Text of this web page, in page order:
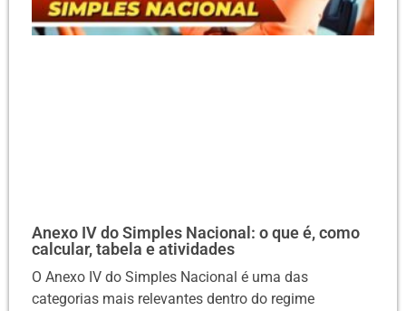
Anexo IV do Simples Nacional: o que é, como
calcular, tabela e atividades
O Anexo IV do Simples Nacional é uma das
categorias mais relevantes dentro do regime